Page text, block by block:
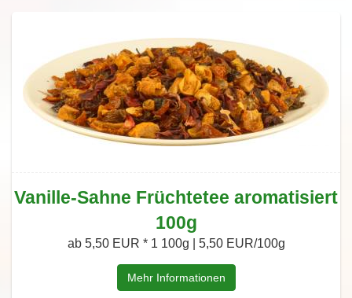
Vanille-Sahne Früchtetee aromatisiert
100g
ab 5,50 EUR * 1 100g | 5,50 EUR/100g
Mehr Informationen